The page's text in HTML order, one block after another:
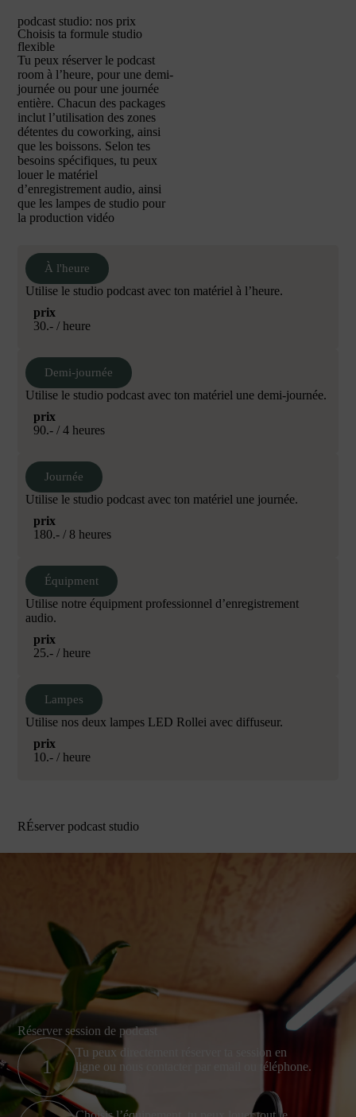
podcast studio: nos prix
Choisis ta formule studio
flexible
Tu peux réserver le podcast
room à l’heure, pour une demi-
journée ou pour une journée
entière. Chacun des packages
inclut l’utilisation des zones
détentes du coworking, ainsi
que les boissons. Selon tes
besoins spécifiques, tu peux
louer le matériel
d’enregistrement audio, ainsi
que les lampes de studio pour
la production vidéo
À l'heure
Utilise le studio podcast avec ton matériel à l’heure.
prix
30.- / heure
Demi-journée
Utilise le studio podcast avec ton matériel une demi-journée.
prix
90.- / 4 heures
Journée
Utilise le studio podcast avec ton matériel une journée.
prix
180.- / 8 heures
Équipment
Utilise notre équipment professionnel d’enregistrement
audio.
prix
25.- / heure
Lampes
Utilise nos deux lampes LED Rollei avec diffuseur.
prix
10.- / heure
RÉserver podcast studio
Réserver session de podcast
1
Tu peux directement réserver ta session en
ligne ou nous contacter par email ou téléphone.